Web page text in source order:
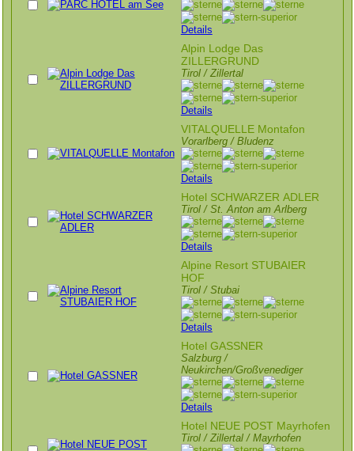
Details
Alpin Lodge Das
ZILLERGRUND
Tirol / Zillertal
Details
VITALQUELLE Montafon
Vorarlberg / Bludenz
Details
Hotel SCHWARZER ADLER
Tirol / St. Anton am Arlberg
Details
Alpine Resort STUBAIER
HOF
Tirol / Stubai
Details
Hotel GASSNER
Salzburg /
Neukirchen/Großvenediger
Details
Hotel NEUE POST Mayrhofen
Tirol / Zillertal / Mayrhofen